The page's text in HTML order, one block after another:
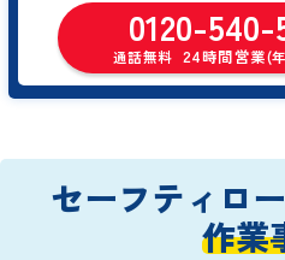
0120-540-
通話無料 24時間営業(
セーフティロ
作業